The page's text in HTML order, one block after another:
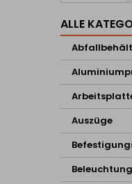
ALLE
Auszüge
Beleuchtung